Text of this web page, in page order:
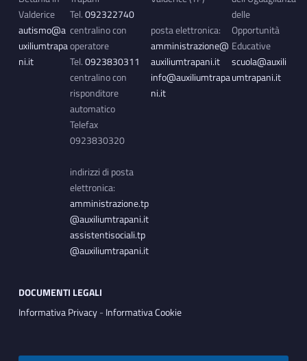
Valderice
autismo@a
uxiliumtrapa
ni.it
Tel.092322740
centralino con
operatore
Tel.0923830311
centralino con
risponditore
automatico
Telefax
0923830320
indirizzi di posta
elettronica:
amministrazione.tp
@auxiliumtrapani.it
assistentisociali.tp
@auxiliumtrapani.it
posta elettronica:
amministrazione@
auxiliumtrapani.it
info@auxiliumtrapa
ni.it
delle
Opportunità
Educative
scuola@auxili
umtrapani.it
DOCUMENTI LEGALI
Informativa Privacy- Informativa Cookie